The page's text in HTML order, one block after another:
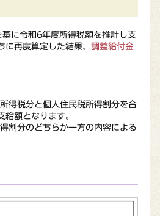
に令和6年度所得税額を推計し支
再度算定した結果、 調整給付金
得税分と個人住民税所得割分を合
額となります。
割分のどちらか一方の内容による